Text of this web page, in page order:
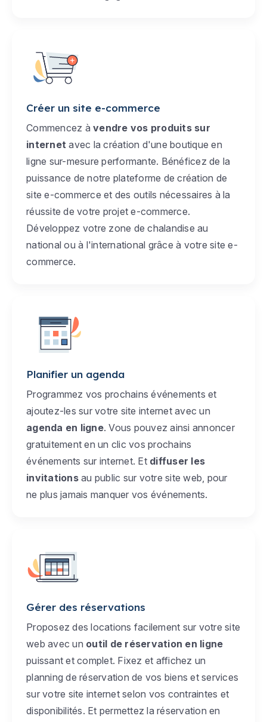
Créer un site e-commerce
Commencez à vendre vos produits sur
internet avec la création d'une boutique en
ligne sur-mesure performante. Bénéficez de la
puissance de notre plateforme de création de
site e-commerce et des outils nécessaires à la
réussite de votre projet e-commerce.
Développez votre zone de chalandise au
national ou à l'international grâce à votre site e-
commerce.
Planifier un agenda
Programmez vos prochains événements et
ajoutez-les sur votre site internet avec un
agenda en ligne. Vous pouvez ainsi annoncer
gratuitement en un clic vos prochains
événements sur internet. Et diffuser les
invitationsau public sur votre site web, pour
ne plus jamais manquer vos événements.
Gérer des réservations
Proposez des locations facilement sur votre site
web avec un outil de réservation en ligne
puissant et complet. Fixez et affichez un
planning de réservation de vos biens et services
sur votre site internet selon vos contraintes et
disponibilités. Et permettez la réservation en